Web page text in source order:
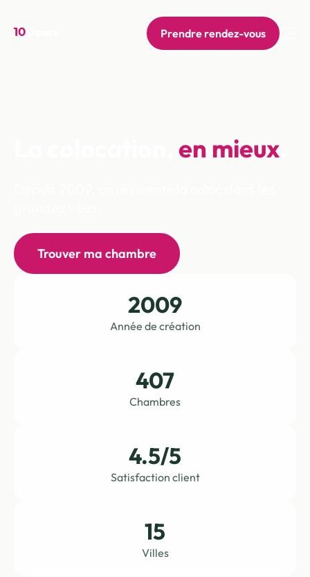
Prendre rendez-vous
en mieux
Trouver ma chambre
2009
Année de création
407
Chambres
4.5/5
Satisfaction client
15
Villes